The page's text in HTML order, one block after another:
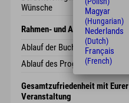
Wünsche
Rahmen- und Abendprogramm
Ablauf der Buchung
Ablauf des Programms
Gesamtzufriedenheit mit Eurer
Veranstaltung
Magyar
(Hungarian)
Nederlands
(Dutch)
Français
(French)